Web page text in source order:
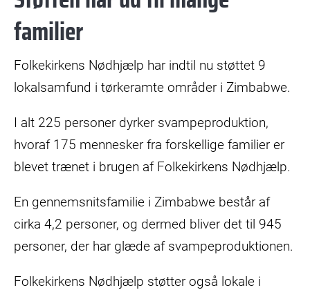
familier
Folkekirkens Nødhjælp har indtil nu støttet 9
lokalsamfund i tørkeramte områder i Zimbabwe.
I alt 225 personer dyrker svampeproduktion,
hvoraf 175 mennesker fra forskellige familier er
blevet trænet i brugen af Folkekirkens Nødhjælp.
En gennemsnitsfamilie i Zimbabwe består af
cirka 4,2 personer, og dermed bliver det til 945
personer, der har glæde af svampeproduktionen.
Folkekirkens Nødhjælp støtter også lokale i